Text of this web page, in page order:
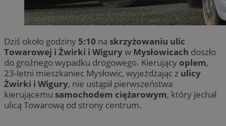
Dziś około godziny 5:10 na skrzyżowaniu ulic
Towarowej i Żwirki i Wiguryw Mysłowicach doszło
do groźnego wypadku drogowego. Kierujący oplem,
23-letni mieszkaniec Mysłowic, wyjeżdżając z ulicy
Żwirki i Wigury, nie ustąpił pierwszeństwa
kierującemu samochodem ciężarowym, który jechał
ulicą Towarową od strony centrum.